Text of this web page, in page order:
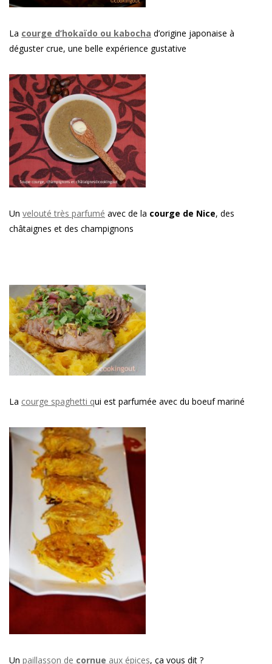
La courge d’hokaïdo ou kabocha d’origine japonaise à
déguster crue, une belle expérience gustative
Un velouté très parfumé avec de la courge de Nice, des
châtaignes et des champignons
La courge spaghetti qui est parfumée avec du boeuf mariné
Un paillasson de cornue aux épices, ça vous dit ?